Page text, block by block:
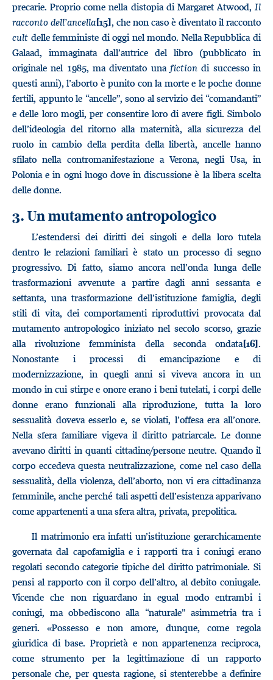
precarie. Proprio come nella distopia di Margaret Atwood,Il
racconto dell’ancella[15], che non caso è diventato il racconto
cult delle femministe di oggi nel mondo. Nella Repubblica di
Galaad, immaginata dall’autrice del libro (pubblicato in
originale nel 1985, ma diventato una fiction di successo in
questi anni), l’aborto è punito con la morte e le poche donne
fertili, appunto le “ancelle”, sono al servizio dei “comandanti”
e delle loro mogli, per consentire loro di avere figli. Simbolo
dell’ideologia del ritorno alla maternità, alla sicurezza del
ruolo in cambio della perdita della libertà, ancelle hanno
sfilato nella contromanifestazione a Verona, negli Usa, in
Polonia e in ogni luogo dove in discussione è la libera scelta
delle donne.
3. Un mutamento antropologico
L’estendersi dei diritti dei singoli e della loro tutela
dentro le relazioni familiari è stato un processo di segno
progressivo. Di fatto, siamo ancora nell’onda lunga delle
trasformazioni avvenute a partire dagli anni sessanta e
settanta, una trasformazione dell’istituzione famiglia, degli
stili di vita, dei comportamenti riproduttivi provocata dal
mutamento antropologico iniziato nel secolo scorso, grazie
alla rivoluzione femminista della seconda ondata[16].
Nonostante i processi di emancipazione e di
modernizzazione, in quegli anni si viveva ancora in un
mondo in cui stirpe e onore erano i beni tutelati, i corpi delle
donne erano funzionali alla riproduzione, tutta la loro
sessualità doveva esserlo e, se violati, l’offesa era all’onore.
Nella sfera familiare vigeva il diritto patriarcale. Le donne
avevano diritti in quanti cittadine/persone neutre. Quando il
corpo eccedeva questa neutralizzazione, come nel caso della
sessualità, della violenza, dell’aborto, non vi era cittadinanza
femminile, anche perché tali aspetti dell’esistenza apparivano
come appartenenti a una sfera altra, privata, prepolitica.
Il matrimonio era infatti un’istituzione gerarchicamente
governata dal capofamiglia e i rapporti tra i coniugi erano
regolati secondo categorie tipiche del diritto patrimoniale. Si
pensi al rapporto con il corpo dell’altro, al debito coniugale.
Vicende che non riguardano in egual modo entrambi i
coniugi, ma obbediscono alla “naturale” asimmetria tra i
generi. «Possesso e non amore, dunque, come regola
giuridica di base. Proprietà e non appartenenza reciproca,
come strumento per la legittimazione di un rapporto
personale che, per questa ragione, si stenterebbe a definire